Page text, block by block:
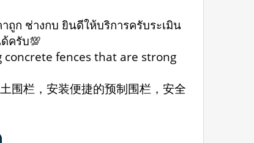
ถูก ช่างกบ ยินดีให้บริการครับระเมิน
ครับ💯
fences that are strong
围栏，安装便捷的预制围栏，安全